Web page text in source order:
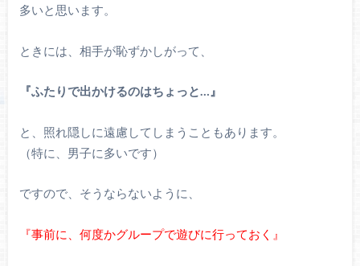
多いと思います。
ときには、相手が恥ずかしがって、
『ふたりで出かけるのはちょっと…』
と、照れ隠しに遠慮してしまうこともあります。
（特に、男子に多いです）
ですので、そうならないように、
『事前に、何度かグループで遊びに行っておく』